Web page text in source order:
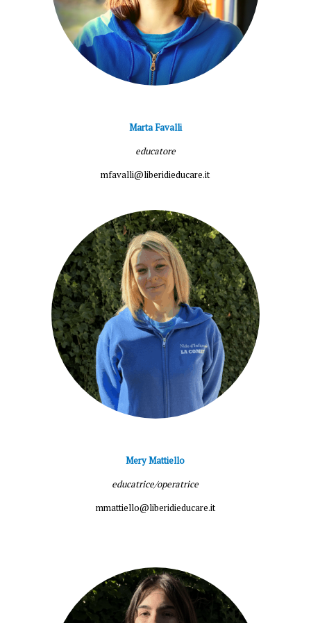
Marta Favalli
educatore
mfavalli@liberidieducare.it
Mery Mattiello
educatrice/operatrice
mmattiello@liberidieducare.it